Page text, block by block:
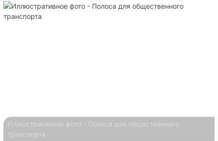
Иллюстративное фото - Полоса для общественного
транспорта